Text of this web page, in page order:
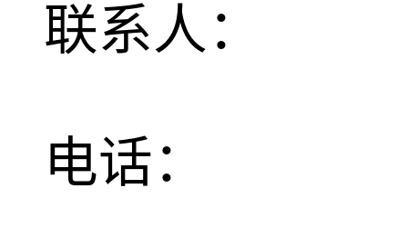
联系人：
电话：